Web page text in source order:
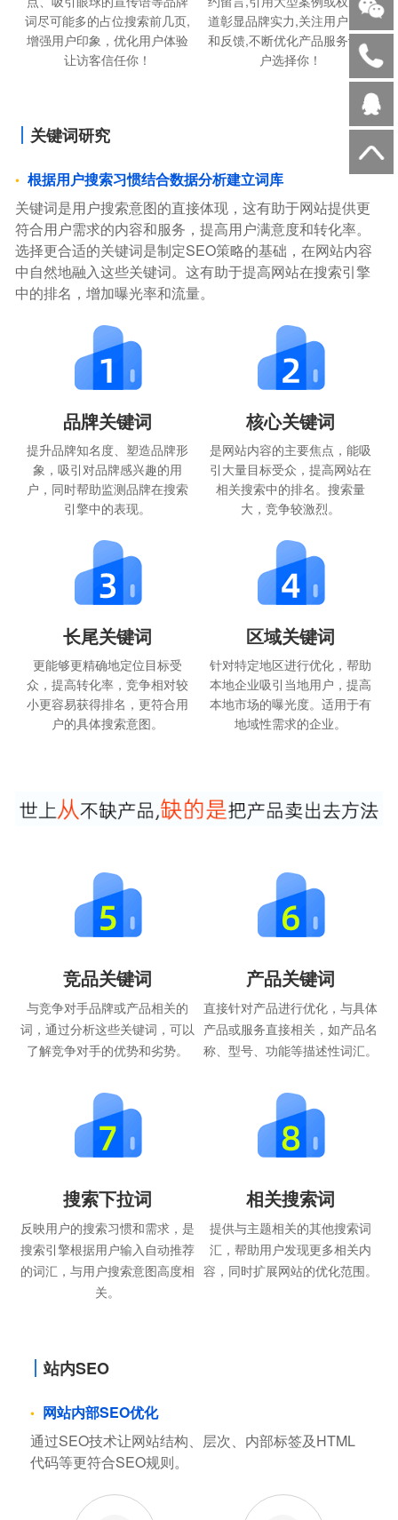
词尽可能多的占位搜索前几页,
增强用户印象，优化用户体验
让访客信任你！
道彰显品牌实力,关注用户需求
和反馈,不断优化产品服务让用
户选择你！
关键词研究
根据用户搜索习惯结合数据分析建立词库
关键词是用户搜索意图的直接体现，这有助于网站提供更
符合用户需求的内容和服务，提高用户满意度和转化率。
选择更合适的关键词是制定SEO策略的基础，在网站内容
中自然地融入这些关键词。这有助于提高网站在搜索引擎
中的排名，增加曝光率和流量。
品牌关键词
提升品牌知名度、塑造品牌形
象，吸引对品牌感兴趣的用
户，同时帮助监测品牌在搜索
引擎中的表现。
核心关键词
是网站内容的主要焦点，能吸
引大量目标受众，提高网站在
相关搜索中的排名。搜索量
大，竞争较激烈。
长尾关键词
更能够更精确地定位目标受
众，提高转化率，竞争相对较
小更容易获得排名，更符合用
户的具体搜索意图。
区域关键词
针对特定地区进行优化，帮助
本地企业吸引当地用户，提高
本地市场的曝光度。适用于有
地域性需求的企业。
竞品关键词
与竞争对手品牌或产品相关的
词，通过分析这些关键词，可以
了解竞争对手的优势和劣势。
产品关键词
直接针对产品进行优化，与具体
产品或服务直接相关，如产品名
称、型号、功能等描述性词汇。
搜索下拉词
反映用户的搜索习惯和需求，是
搜索引擎根据用户输入自动推荐
的词汇，与用户搜索意图高度相
关。
相关搜索词
提供与主题相关的其他搜索词
汇，帮助用户发现更多相关内
容，同时扩展网站的优化范围。
站内SEO
网站内部SEO优化
通过SEO技术让网站结构、层次、内部标签及HTML
代码等更符合SEO规则。